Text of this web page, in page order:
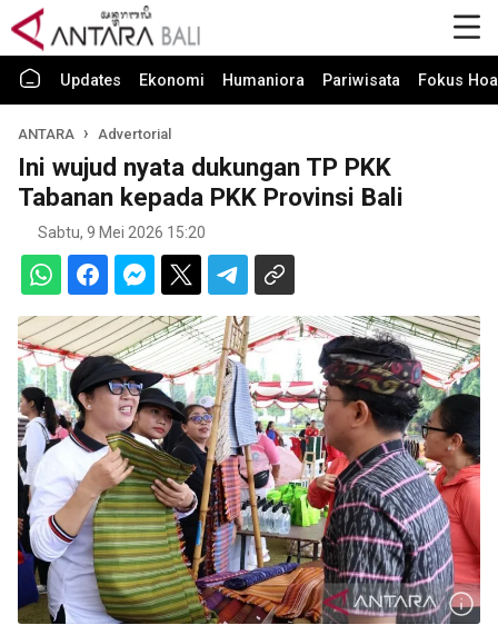
Updates Ekonomi Humaniora Pariwisata Fokus
ANTARA Advertorial
Ini wujud nyata dukungan TP PKK
Tabanan kepada PKK Provinsi Bali
Sabtu, 9 Mei 2026 15:20